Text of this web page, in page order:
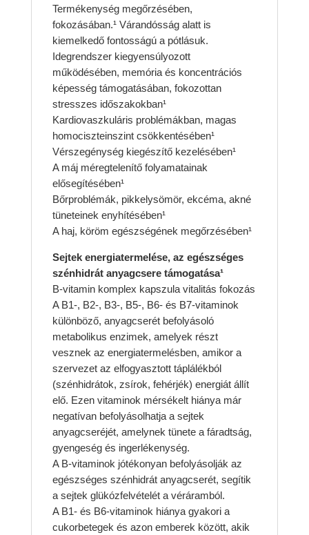
Termékenység megőrzésében,
fokozásában.¹ Várandósság alatt is
kiemelkedő fontosságú a pótlásuk.
Idegrendszer kiegyensúlyozott
működésében, memória és koncentrációs
képesség támogatásában, fokozottan
stresszes időszakokban¹
Kardiovaszkuláris problémákban, magas
homociszteinszint csökkentésében¹
Vérszegénység kiegészítő kezelésében¹
A máj méregtelenítő folyamatainak
elősegítésében¹
Bőrproblémák, pikkelysömör, ekcéma, akné
tüneteinek enyhítésében¹
A haj, köröm egészségének megőrzésében¹
Sejtek energiatermelése, az egészséges
szénhidrát anyagcsere támogatása¹
B-vitamin komplex kapszula vitalitás fokozás
A B1-, B2-, B3-, B5-, B6- és B7-vitaminok
különböző, anyagcserét befolyásoló
metabolikus enzimek, amelyek részt
vesznek az energiatermelésben, amikor a
szervezet az elfogyasztott táplálékból
(szénhidrátok, zsírok, fehérjék) energiát állít
elő. Ezen vitaminok mérsékelt hiánya már
negatívan befolyásolhatja a sejtek
anyagcseréjét, amelynek tünete a fáradtság,
gyengeség és ingerlékenység.
A B-vitaminok jótékonyan befolyásolják az
egészséges szénhidrát anyagcserét, segítik
a sejtek glükózfelvételét a véráramból.
A B1- és B6-vitaminok hiánya gyakori a
cukorbetegek és azon emberek között, akik